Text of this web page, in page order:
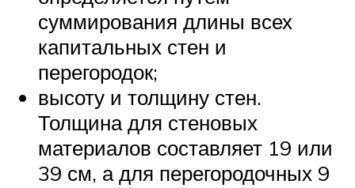
суммирования длины всех
капитальных стен и
перегородок;
высоту и толщину стен.
Толщина для стеновых
материалов составляет 19 или
39 см, а для перегородочных 9